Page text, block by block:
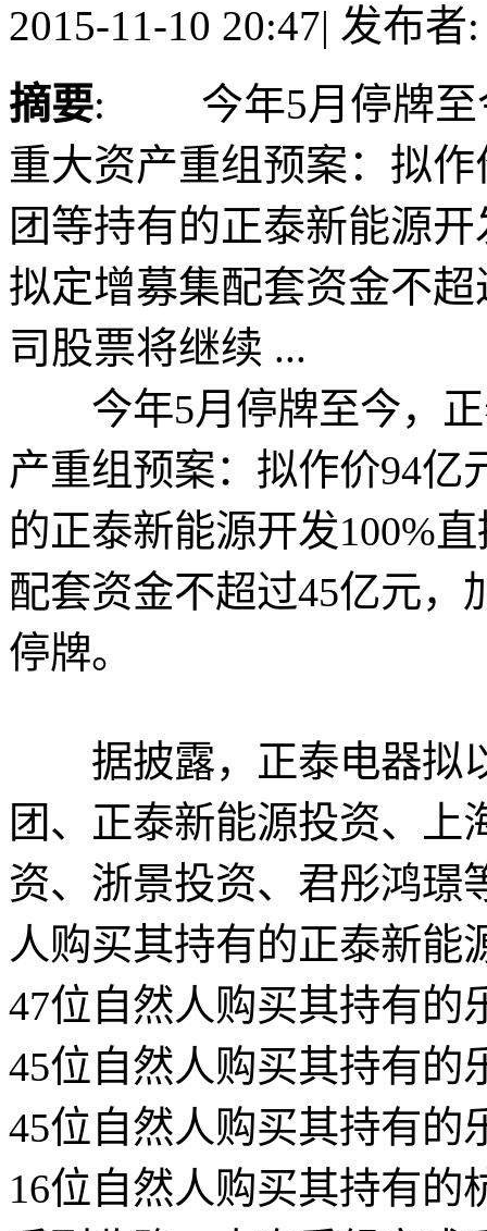
2015-11-10 20:47| 发布者
摘要: 今年5月停牌至
重大资产重组预案：拟
团等持有的正泰新能源
拟定增募集配套资金不
司股票将继续 ...
今年5月停牌至今，正
产重组预案：拟作价94亿
的正泰新能源开发100%
配套资金不超过45亿元，
停牌。
据披露，正泰电器拟以
团、正泰新能源投资、上
资、浙景投资、君彤鸿璟
人购买其持有的正泰新能
47位自然人购买其持有的
45位自然人购买其持有的
45位自然人购买其持有的
16位自然人购买其持有的